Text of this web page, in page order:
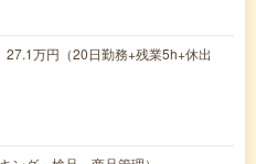
万円（20日勤務+残業5h+休出